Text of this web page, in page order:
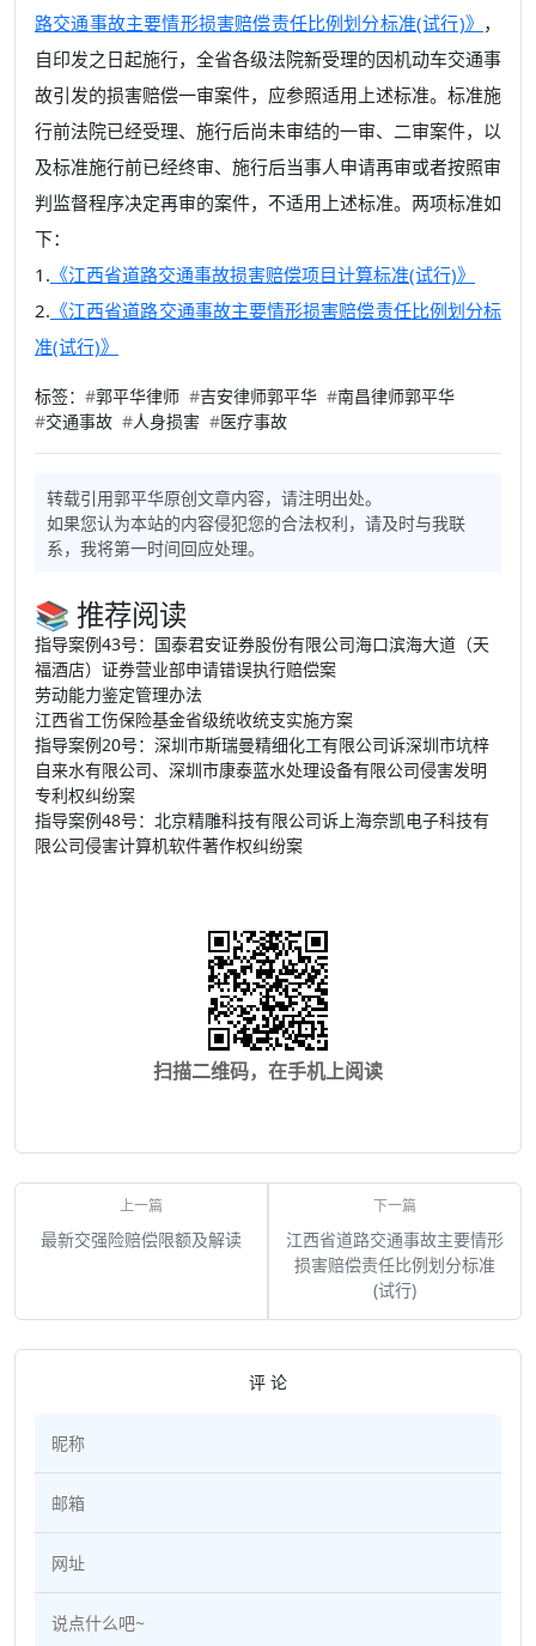
路交通事故主要情形损害赔偿责任比例划分标准(试行)》 ，
自印发之日起施行，全省各级法院新受理的因机动车交通事
故引发的损害赔偿一审案件，应参照适用上述标准。标准施
行前法院已经受理、施行后尚未审结的一审、二审案件，以
及标准施行前已经终审、施行后当事人申请再审或者按照审
判监督程序决定再审的案件，不适用上述标准。两项标准如
下：
1. 《江西省道路交通事故损害赔偿项目计算标准(试行)》
2. 《江西省道路交通事故主要情形损害赔偿责任比例划分标
准(试行)》
标签： #郭平华律师 #吉安律师郭平华 #南昌律师郭平华
#交通事故 #人身损害 #医疗事故
转载引用郭平华原创文章内容，请注明出处。
如果您认为本站的内容侵犯您的合法权利，请及时与我联
系，我将第一时间回应处理。
📚 推荐阅读
指导案例43号：国泰君安证券股份有限公司海口滨海大道（天
福酒店）证券营业部申请错误执行赔偿案
劳动能力鉴定管理办法
江西省工伤保险基金省级统收统支实施方案
指导案例20号：深圳市斯瑞曼精细化工有限公司诉深圳市坑梓
自来水有限公司、深圳市康泰蓝水处理设备有限公司侵害发明
专利权纠纷案
指导案例48号：北京精雕科技有限公司诉上海奈凯电子科技有
限公司侵害计算机软件著作权纠纷案
扫描二维码，在手机上阅读
最新交强险赔偿限额及解读
江西省道路交通事故主要情形
损害赔偿责任比例划分标准
(试行)
评 论